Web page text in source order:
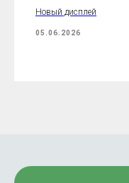
Новый дисплей
05.06.2026